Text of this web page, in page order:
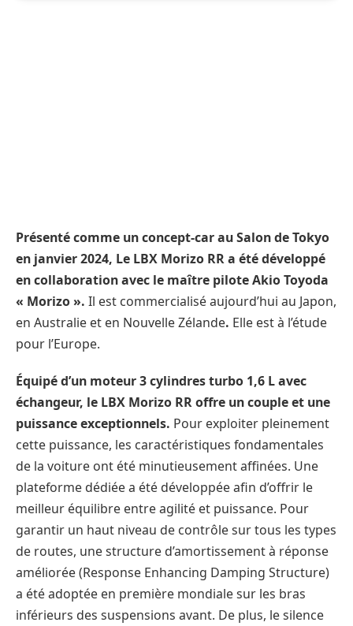
Présenté comme un concept-car au Salon de Tokyo
en janvier 2024, Le LBX Morizo RR a été développé
en collaboration avec le maître pilote Akio Toyoda
« Morizo ». Il est commercialisé aujourd’hui au Japon,
en Australie et en Nouvelle Zélande. Elle est à l’étude
pour l’Europe.
Équipé d’un moteur 3 cylindres turbo 1,6 L avec
échangeur, le LBX Morizo RR offre un couple et une
puissance exceptionnels. Pour exploiter pleinement
cette puissance, les caractéristiques fondamentales
de la voiture ont été minutieusement affinées. Une
plateforme dédiée a été développée afin d’offrir le
meilleur équilibre entre agilité et puissance. Pour
garantir un haut niveau de contrôle sur tous les types
de routes, une structure d’amortissement à réponse
améliorée (Response Enhancing Damping Structure)
a été adoptée en première mondiale sur les bras
inférieurs des suspensions avant. De plus, le silence